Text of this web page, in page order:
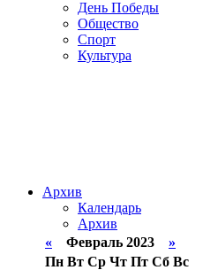
День Победы
Общество
Спорт
Культура
Архив
Календарь
Архив
« Февраль 2023 »
Пн Вт Ср Чт Пт Сб Вс